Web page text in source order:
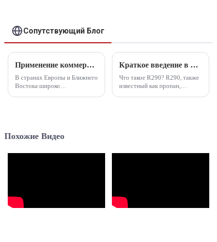
горячего
водоснабжения
Сопутствующий Блог
Применение коммерческого инверторного теплового насоса для бассейна в ЕС и на Ближнем Востоке
В странах Европы и Ближнего
Востока широко
Востока, таких как Дубай и
Краткое введение в применение R290 в ОТРАСЛИ HAVAC
Что такое R290? R290, также
известный как пропан,
натурального хладагента для
Похожие Видео